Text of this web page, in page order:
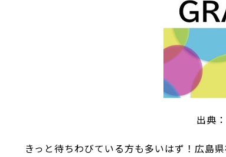
出典：
きっと待ちわびている方も多いはず！広島